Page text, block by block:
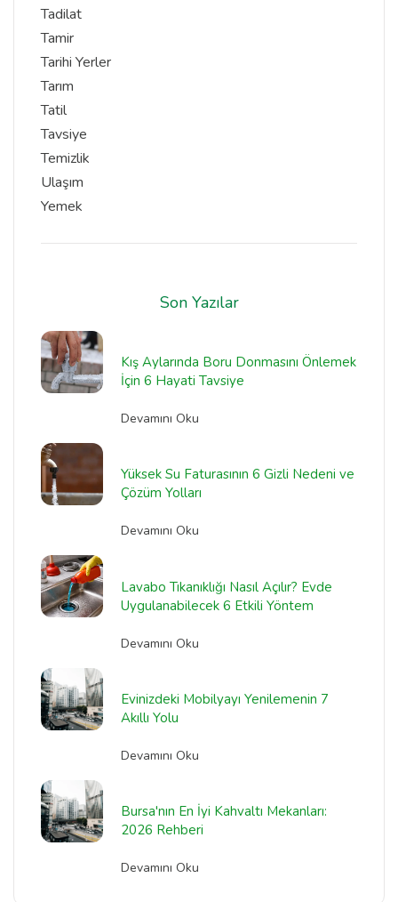
Tadilat
Tamir
Tarihi Yerler
Tarım
Tatil
Tavsiye
Temizlik
Ulaşım
Yemek
Son Yazılar
Kış Aylarında Boru Donmasını Önlemek
İçin 6 Hayati Tavsiye
Devamını Oku
Yüksek Su Faturasının 6 Gizli Nedeni ve
Çözüm Yolları
Devamını Oku
Lavabo Tıkanıklığı Nasıl Açılır? Evde
Uygulanabilecek 6 Etkili Yöntem
Devamını Oku
Evinizdeki Mobilyayı Yenilemenin 7
Akıllı Yolu
Devamını Oku
Bursa'nın En İyi Kahvaltı Mekanları:
2026 Rehberi
Devamını Oku